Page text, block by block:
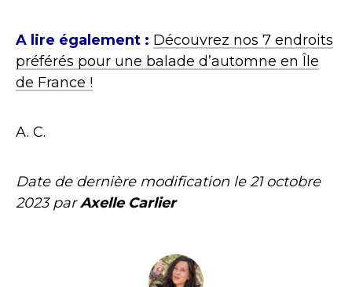
A lire également : Découvrez nos 7 endroits
préférés pour une balade d’automne en Île
de France !
A. C.
Date de dernière modification le21 octobre
2023parAxelle Carlier